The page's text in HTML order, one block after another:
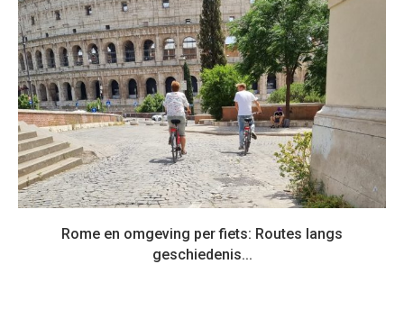
Rome en omgeving per fiets: Routes langs
geschiedenis...